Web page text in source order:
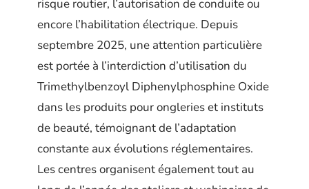
risque routier, l’autorisation de conduite ou
encore l’habilitation électrique. Depuis
septembre 2025, une attention particulière
est portée à l’interdiction d’utilisation du
Trimethylbenzoyl Diphenylphosphine Oxide
dans les produits pour ongleries et instituts
de beauté, témoignant de l’adaptation
constante aux évolutions réglementaires.
Les centres organisent également tout au